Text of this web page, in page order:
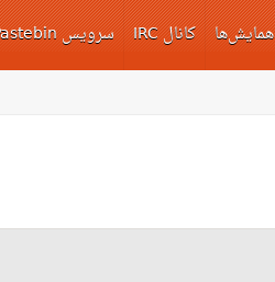
همایش‌ها کانال IRC سرویس Pastebin